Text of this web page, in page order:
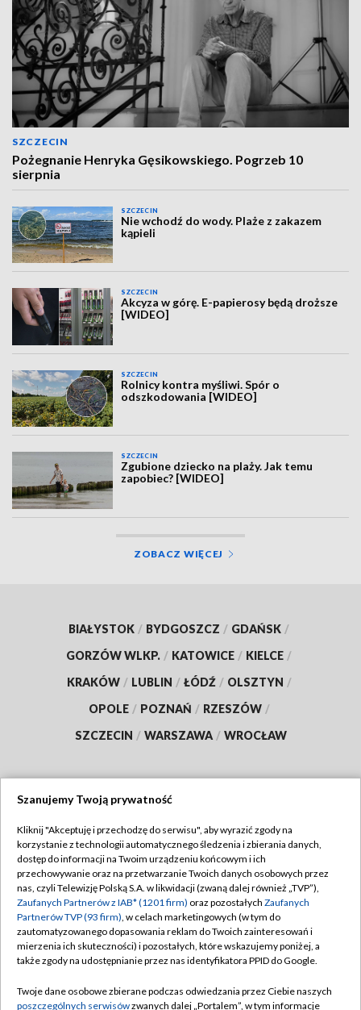
SZCZECIN
Pożegnanie Henryka Gęsikowskiego. Pogrzeb 10
sierpnia
SZCZECIN
Nie wchodź do wody. Plaże z zakazem
kąpieli
SZCZECIN
Akcyza w górę. E-papierosy będą droższe
[WIDEO]
SZCZECIN
Rolnicy kontra myśliwi. Spór o
odszkodowania [WIDEO]
SZCZECIN
Zgubione dziecko na plaży. Jak temu
zapobiec? [WIDEO]
ZOBACZ WIĘCEJ
BIAŁYSTOK / BYDGOSZCZ / GDAŃSK /
GORZÓW WLKP. / KATOWICE / KIELCE /
KRAKÓW / LUBLIN / ŁÓDŹ / OLSZTYN /
OPOLE / POZNAŃ / RZESZÓW /
SZCZECIN / WARSZAWA / WROCŁAW
TVP
Abonament TVP
Emisja w TVP
Centrum informacji TVP
Naziemna Telewizja Cyfrowa
Rada Programowa
Regulamin TVP
Polityka prywatności
Moje zgody
Pomoc
Szanujemy Twoją prywatność
Kliknij "Akceptuję i przechodzę do serwisu", aby wyrazić zgody na
korzystanie z technologii automatycznego śledzenia i zbierania danych,
dostęp do informacji na Twoim urządzeniu końcowym i ich
przechowywanie oraz na przetwarzanie Twoich danych osobowych przez
nas, czyli Telewizję Polską S.A. w likwidacji (zwaną dalej również „TVP”),
Zaufanych Partnerów z IAB* (1201 firm) oraz pozostałych Zaufanych
Partnerów TVP (93 firm), w celach marketingowych (w tym do
zautomatyzowanego dopasowania reklam do Twoich zainteresowań i
mierzenia ich skuteczności) i pozostałych, które wskazujemy poniżej, a
także zgody na udostępnianie przez nas identyfikatora PPID do Google.
Twoje dane osobowe zbierane podczas odwiedzania przez Ciebie naszych
poszczególnych serwisówzwanych dalej „Portalem”, w tym informacje